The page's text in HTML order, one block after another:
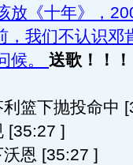
放《十年》，
，我们不认识邓
候。 送歌！！！
篮下抛投命中
[35:27 ]
恩 [35:27 ]